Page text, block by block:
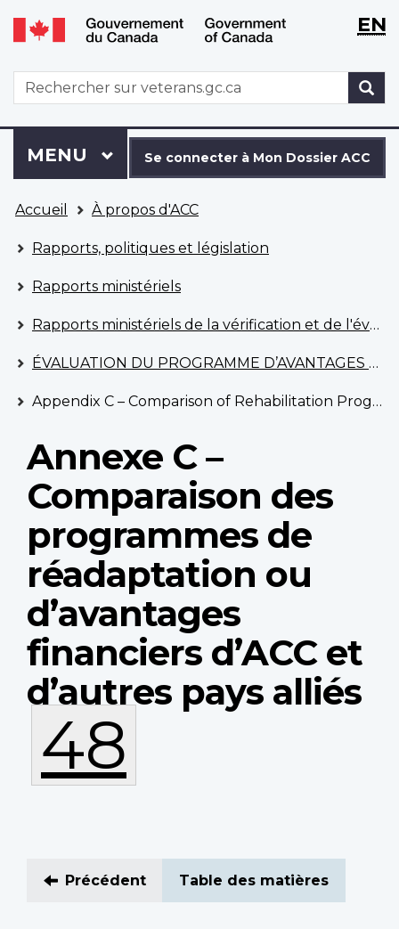
Aller
au
principal
Passer
à
version
HTML
simplifiée
WxT
WxTEN
WxT
Search
form
connecter
à
Dossier
ACC
Se connecter à Mon Dossier ACC
Menu
MENU PRINCIPAL
êtes
ici
Accueil À propos d'ACC
Rapports, politiques et législation
Rapports ministériels
Rapports ministériels de la vérification et de l'évaluation
ÉVALUATION DU PROGRAMME D’AVANTAGES FINANCIERS Septembre 2016
Appendix C – Comparison of Rehabilitation Programs and/or Financial Benefits between VAC and Allied Countries
Annexe C –
Comparaison des
programmes de
réadaptation ou
d’avantages
financiers d’ACC et
d’autres pays alliés
48
Précédent Table des matières